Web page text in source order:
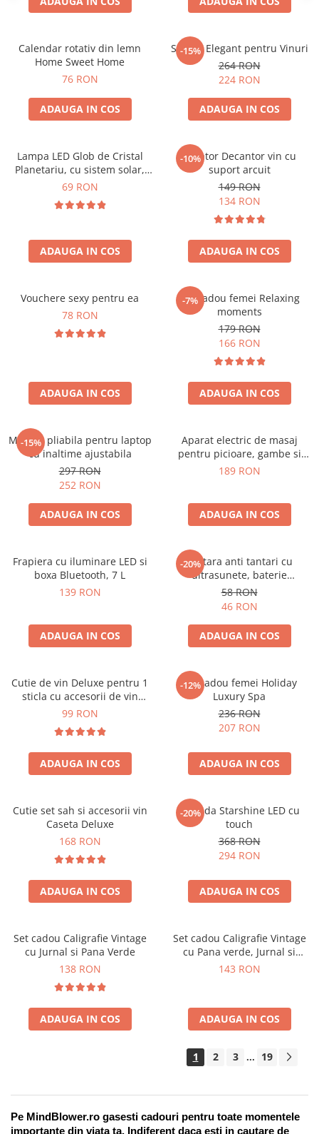
Calendar rotativ din lemn
Home Sweet Home
76 RON
ADAUGA IN COS
-15%
Suport Elegant pentru Vinuri
264 RON
224 RON
ADAUGA IN COS
Lampa LED Glob de Cristal
Planetariu, cu sistem solar,
cadou captivant
69 RON
ADAUGA IN COS
-10%
Aerator Decantor vin cu
suport arcuit
149 RON
134 RON
ADAUGA IN COS
Vouchere sexy pentru ea
78 RON
ADAUGA IN COS
-7%
Set cadou femei Relaxing
moments
179 RON
166 RON
ADAUGA IN COS
-15%
Masuta pliabila pentru laptop
cu inaltime ajustabila
297 RON
252 RON
ADAUGA IN COS
Aparat electric de masaj
pentru picioare, gambe si
brate
189 RON
ADAUGA IN COS
Frapiera cu iluminare LED si
boxa Bluetooth, 7 L
139 RON
ADAUGA IN COS
-20%
Bratara anti tantari cu
ultrasunete, baterie
reincarcabila 90mAh
58 RON
46 RON
ADAUGA IN COS
Cutie de vin Deluxe pentru 1
sticla cu accesorii de vin
incluse piele ecologica de
99 RON
ADAUGA IN COS
-12%
Set cadou femei Holiday
Luxury Spa
236 RON
207 RON
ADAUGA IN COS
Cutie set sah si accesorii vin
Caseta Deluxe
168 RON
ADAUGA IN COS
-20%
Oglinda Starshine LED cu
touch
368 RON
294 RON
ADAUGA IN COS
Set cadou Caligrafie Vintage
cu Jurnal si Pana Verde
138 RON
ADAUGA IN COS
Set cadou Caligrafie Vintage
cu Pana verde, Jurnal si
Suport pentru stilou, 9 piese
143 RON
ADAUGA IN COS
1 2 3 ... 19
Pe MindBlower.ro gasesti cadouri pentru toate momentele
importante din viata ta. Indiferent daca esti in cautare de